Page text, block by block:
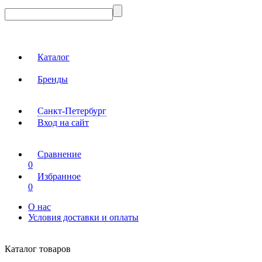
Каталог
Бренды
Санкт-Петербург
Вход на сайт
Сравнение
0
Избранное
0
О нас
Условия доставки и оплаты
Каталог товаров